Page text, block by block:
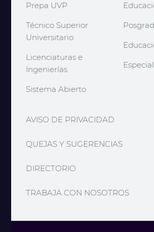
Prepa UVP
Técnico Superior
Universitario
Licenciaturas e
Ingenierías
Sistema Abierto
AVISO DE PRIVACIDAD
QUEJAS Y SUGERENCIAS
DIRECTORIO
TRABAJA CON NOSOTROS